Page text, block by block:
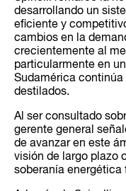
desarrollando un
eficiente y
cambios en la
crecientemente al
particularmente en
Sudamérica
destilados.
Al ser consultado
gerente general
de avanzar en este
visión de largo plazo
soberanía energética